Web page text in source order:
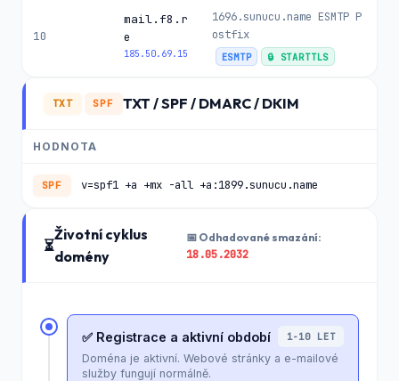
10
mail.f8.r
e
185.50.69.15
1696.sunucu.name ESMTP P
ostfix
ESMTP 🔒 STARTTLS
TXT SPF TXT / SPF / DMARC / DKIM
HODNOTA
SPF v=spf1 +a +mx -all +a:1899.sunucu.name
⏳
Životní cyklus
domény
📅 Odhadované smazání:
18.05.2032
✅ Registrace a aktivní období 1-10 LET
Doména je aktivní. Webové stránky a e-mailové
služby fungují normálně.